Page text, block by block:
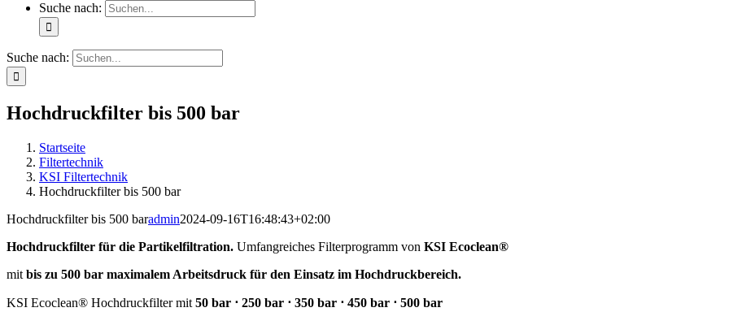
Suche nach:
Suche nach:
Hochdruckfilter bis 500 bar
Startseite
Filtertechnik
KSI Filtertechnik
Hochdruckfilter bis 500 bar
Hochdruckfilter bis 500 baradmin2024-09-16T16:48:43+02:00
Hochdruckfilter für die Partikelfiltration. Umfangreiches Filterprogramm von KSI Ecoclean®
mit bis zu 500 bar maximalem Arbeitsdruck für den Einsatz im Hochdruckbereich.
KSI Ecoclean® Hochdruckfilter mit 50 bar ⋅ 250 bar ⋅ 350 bar ⋅ 450 bar ⋅ 500 bar